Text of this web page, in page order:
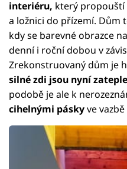
interiéru, který propouští
a ložnici do přízemí. Dům
kdy se barevné obrazce
denní i roční dobou v
Zrekonstruovaný dům je
silné zdi jsou nyní
podobě je ale k
cihelnými páskyve